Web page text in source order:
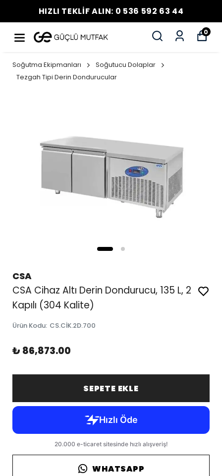
HIZLI TEKLİF ALIN: 0 536 592 63 44
0
Soğutma Ekipmanları
Soğutucu Dolaplar
Tezgah Tipi Derin Dondurucular
CSA
CSA Cihaz Altı Derin Dondurucu, 135 L, 2
Kapılı (304 Kalite)
Ürün Kodu: CS.CİK.2D.700
₺ 86,873.00
SEPETE EKLE
WHATSAPP